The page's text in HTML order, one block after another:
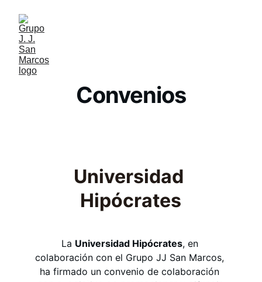
Convenios
La Universidad Hipócrates, en
colaboración con el Grupo JJ San Marcos,
ha firmado un convenio de colaboración
Universidad
Hipócrates